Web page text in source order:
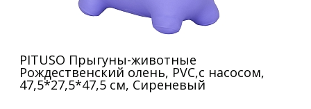
PITUSO Прыгуны-животные
Рождественский олень, PVC,с насосом,
47,5*27,5*47,5 см, Сиреневый